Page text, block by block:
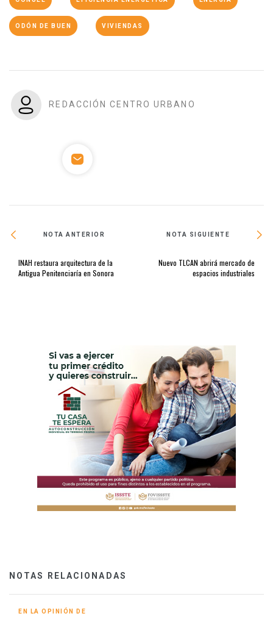
ODÓN DE BUEN VIVIENDAS
REDACCIÓN CENTRO URBANO
NOTA ANTERIOR
INAH restaura arquitectura de la
Antigua Penitenciaría en Sonora
NOTA SIGUIENTE
Nuevo TLCAN abrirá mercado de
espacios industriales
NOTAS RELACIONADAS
EN LA OPINIÓN DE